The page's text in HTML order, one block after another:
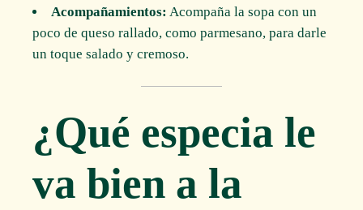
Acompañamientos: Acompaña la sopa con un
poco de queso rallado, como parmesano, para darle
un toque salado y cremoso.
¿Qué especia le
va bien a la